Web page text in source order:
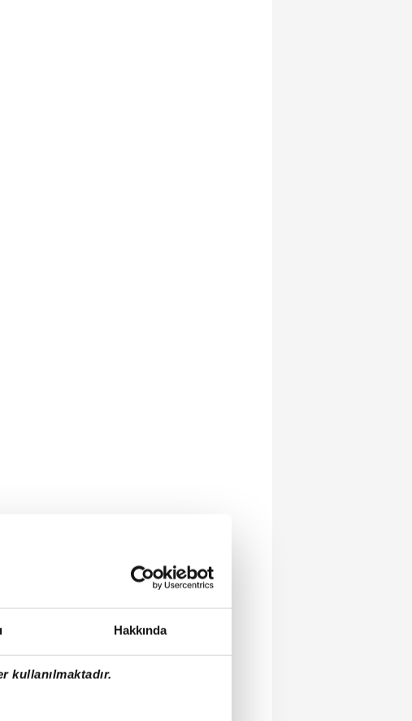
Hakkında
kullanılmaktadır.